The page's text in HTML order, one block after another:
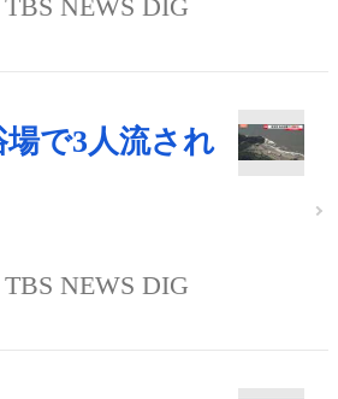
TBS NEWS DIG
で3人流され
TBS NEWS DIG